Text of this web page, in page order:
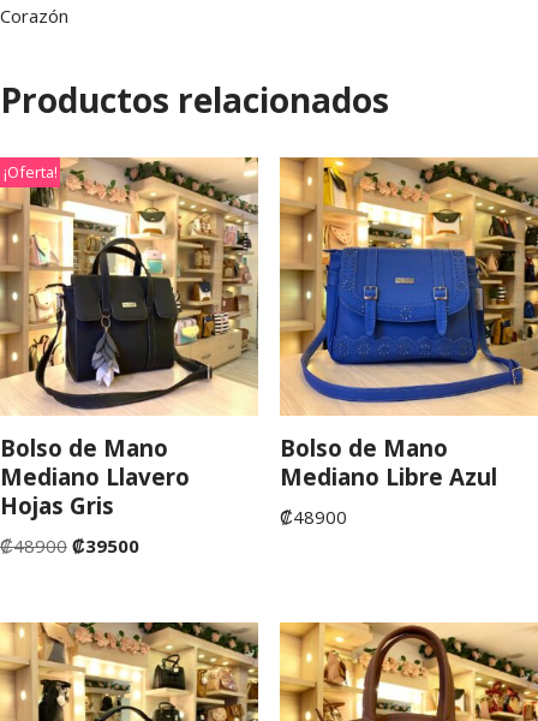
Corazón
Productos relacionados
¡Oferta!
Bolso de Mano
Mediano Llavero
Hojas Gris
₡48900 ₡39500
Bolso de Mano
Mediano Libre Azul
₡48900